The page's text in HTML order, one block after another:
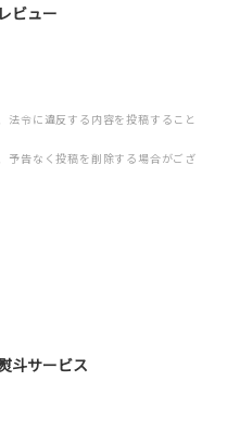
ビュー
法令に違反する内容を投稿すること
予告なく投稿を削除する場合がござ
斗サービス